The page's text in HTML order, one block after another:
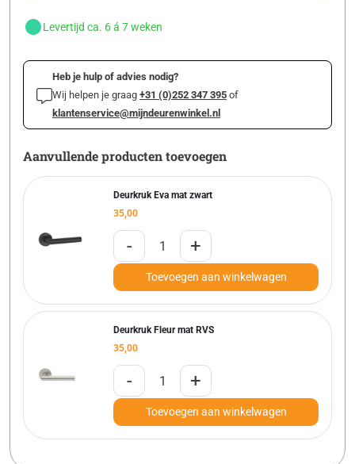
Levertijd ca. 6 á 7 weken
Heb je hulp of advies nodig?
Wij helpen je graag +31 (0)252 347 395 of
klantenservice@mijndeurenwinkel.nl
Aanvullende producten toevoegen
Deurkruk Eva mat zwart
35,00
- +
Toevoegen aan winkelwagen
Deurkruk Fleur mat RVS
35,00
- +
Toevoegen aan winkelwagen